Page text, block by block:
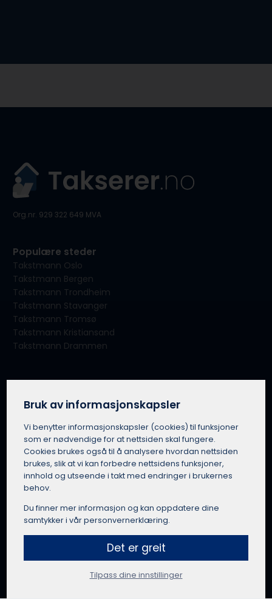
Org.nr. 929 322 649 MVA
Populære steder
Takstmann Oslo
Takstmann Bergen
Takstmann Trondheim
Takstmann Stavanger
Takstmann Tromsø
Takstmann Kristiansand
Takstmann Drammen
Om Takserer.no
Slik fungerer Takserer.no
Vilkår for bruk
Personvern
Bruk av offentlig informasjon
Takserer.no in English
Få et tilbud fra en takstmann
Bruk av informasjonskapsler
Vi benytter informasjons­kapsler (cookies) til funksjoner
som er nødvendige for at nettsiden skal fungere.
Cookies brukes også til å analysere hvordan nettsiden
brukes, slik at vi kan forbedre nettsidens funksjoner,
innhold og utseende i takt med endringer i brukernes
behov.
Du finner mer informasjon og kan oppdatere dine
samtykker i vår personvernerklæring.
Det er greit
Tilpass dine innstillinger